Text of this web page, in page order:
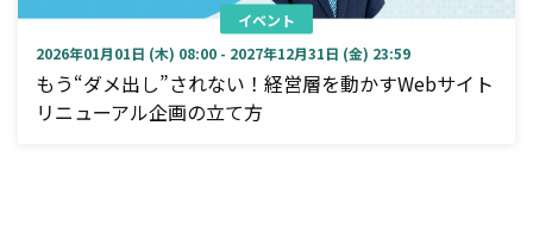
イベント
2026年01月01日 (木) 08:00 - 2027年12月31日 (金) 23:59
もう“ダメ出し”されない！経営層を動かすWebサイト
リニューアル企画の立て方